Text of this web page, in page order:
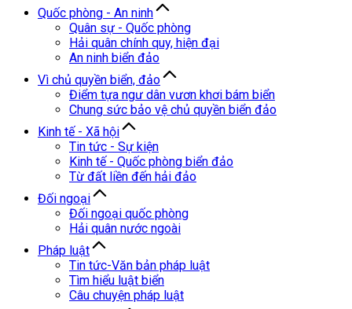
Quốc phòng - An ninh
Quân sự - Quốc phòng
Hải quân chính quy, hiện đại
An ninh biển đảo
Vì chủ quyền biển, đảo
Điểm tựa ngư dân vươn khơi bám biển
Chung sức bảo vệ chủ quyền biển đảo
Kinh tế - Xã hội
Tin tức - Sự kiện
Kinh tế - Quốc phòng biển đảo
Từ đất liền đến hải đảo
Đối ngoại
Đối ngoại quốc phòng
Hải quân nước ngoài
Pháp luật
Tin tức-Văn bản pháp luật
Tìm hiểu luật biển
Câu chuyện pháp luật